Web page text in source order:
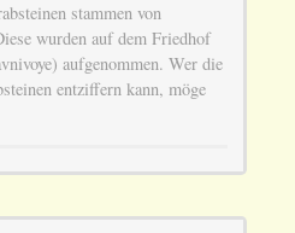
stammen von
wurden auf dem Friedhof
aufgenommen. Wer die
entziffern kann, möge